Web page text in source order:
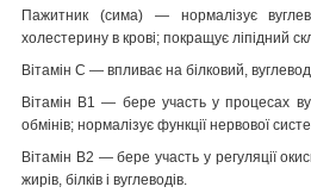
Пажитник (сима) — нормалізує
холестерину в крові; покращує ліпідний
Вітамін С — впливає на білковий,
Вітамін В1 — бере участь у процесах
обмінів; нормалізує функції нервової
Вітамін В2 — бере участь у регуляції
жирів, білків і вуглеводів.